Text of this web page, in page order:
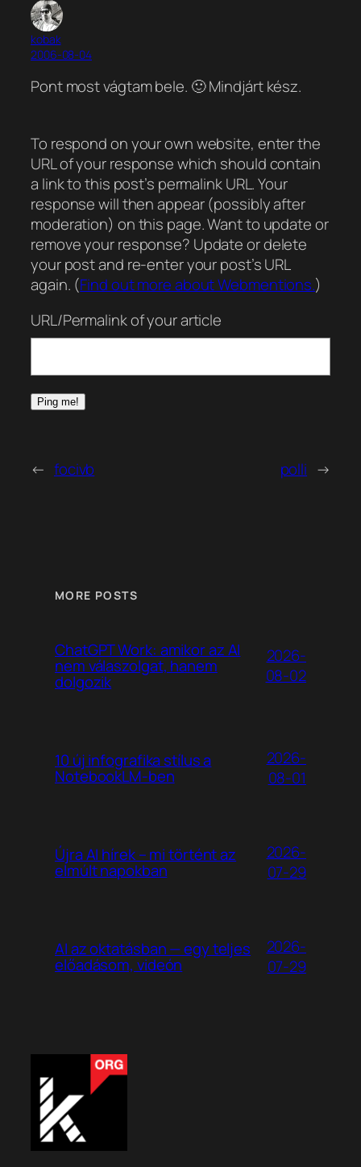
kobak
2006-08-04
Pont most vágtam bele. 🙂 Mindjárt kész.
To respond on your own website, enter the
URL of your response which should contain
a link to this post’s permalink URL. Your
response will then appear (possibly after
moderation) on this page. Want to update or
remove your response? Update or delete
your post and re-enter your post’s URL
again. (Find out more about Webmentions.)
URL/Permalink of your article
← focivb polli →
MORE POSTS
ChatGPT Work: amikor az AI
nem válaszolgat, hanem
dolgozik
2026-
08-02
10 új infografika stílus a
NotebookLM-ben
2026-
08-01
Újra AI hírek – mi történt az
elmúlt napokban
2026-
07-29
AI az oktatásban — egy teljes
előadásom, videón
2026-
07-29